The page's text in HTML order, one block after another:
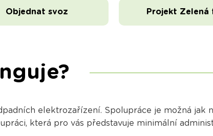
Objednat svoz Projekt Zelená
elektrozařízení. Spolupráce je možná jak
která pro vás představuje minimální